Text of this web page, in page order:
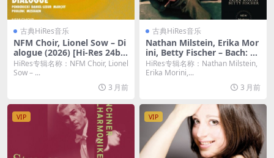
古典HiRes音乐
NFM Choir, Lionel Sow – Di
alogue (2026) [Hi-Res 24bi
t/96KHz FLAC]
HiRes专辑名称：NFM Choir, Lionel
Sow – ...
3 月前
古典HiRes音乐
Nathan Milstein, Erika Mor
ini, Betty Fischer – Bach: Th
e Violin Concertos by Nath
an Milstein (2026.b Remast
ered, New-York 1964-1966)
(2026) [Hi-Res 24bit/96KHz
FLAC]
HiRes专辑名称：Nathan Milstein,
Erika Morini,...
3 月前
VIP VIP